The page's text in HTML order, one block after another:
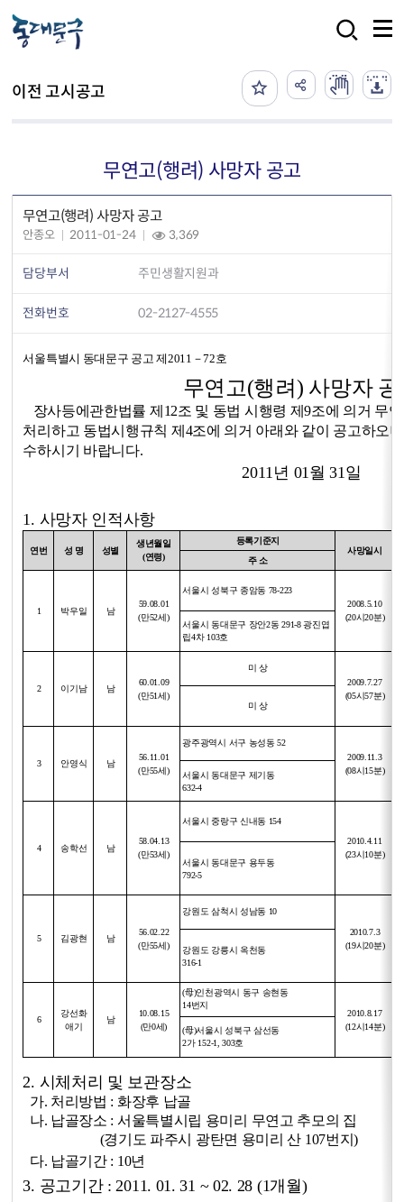
이전 고시공고
무연고(행려) 사망자 공고
무연고(행려) 사망자 공고
안종오 2011-01-24 3,369
담당부서 주민생활지원과
전화번호 02-2127-4555
서울특별시 동대문구 공고 제2011－72호
무연고(행려) 사망자 공
장사등에관한법률 제12조 및 동법 시행령 제9조에 의거 무
처리하고 동법시행규칙 제4조에 의거 아래와 같이 공고하오
수하시기 바랍니다.
2011년 01월 31일
1. 사망자 인적사항
연번 성 명 성별
생년월일
(연령)
등록기준지
사망일시
주 소
1 박우일 남
59. 08.01
(만52세)
서울시 성북구 종암동 78-223
2008.5.10
(20시20분)
서울시 동대문구 장안2동291-8광진엽
립4차 103호
2 이기남 남
60.01.09
(만51세)
미 상
2009.7.27
(05시57분)
미 상
3 안영식 남
56.11.01
(만55세)
광주광역시 서구 농성동 52
2009.11.3
(08시15분)
서울시 동대문구 제기동
632-4
4 송학선 남
58.04.13
(만53세)
서울시 중랑구 신내동 154
2010.4.11
(23시10분)
서울시 동대문구 용두동
792-5
5 김광현 남
56.02.22
(만55세)
강원도 삼척시 성남동 10
2010.7.3
(19시20분)
강원도 강릉시 옥천동
316-1
6
강선화
애기
남
10.08.15
(만0세)
(母)인천광역시 동구 송현동
14번지
2010.8.17
(12시14분)
(母)서울시 성북구 삼선동
2가 152-1, 303호
2. 시체처리 및 보관장소
가. 처리방법 : 화장후 납골
나. 납골장소 : 서울특별시립 용미리 무연고 추모의 집
(경기도 파주시 광탄면 용미리 산 107번지)
다. 납골기간 : 10년
3. 공고기간 : 2011. 01. 31 ~ 02. 28 (1개월)